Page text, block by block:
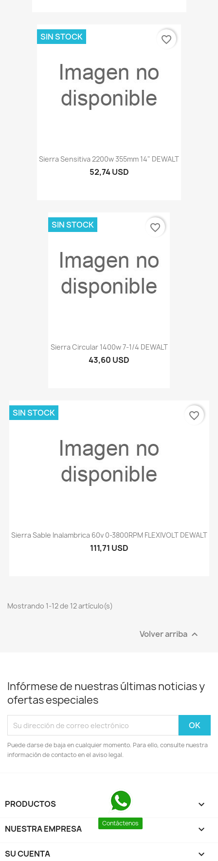
Sierra Sensitiva 2200w 355mm 14" DEWALT
52,74 USD
SIN STOCK favorite_border
Sierra Circular 1400w 7-1/4 DEWALT
43,60 USD
SIN STOCK favorite_border
Sierra Sable Inalambrica 60v 0-3800RPM FLEXIVOLT DEWALT
111,71 USD
SIN STOCK favorite_border
Mostrando 1-12 de 12 artículo(s)
Volver arriba 
Infórmese de nuestras últimas noticias y
ofertas especiales
Puede darse de baja en cualquier momento. Para ello, consulte nuestra
información de contacto en el aviso legal.
PRODUCTOS 
NUESTRA EMPRESA 
SU CUENTA 
Contáctenos